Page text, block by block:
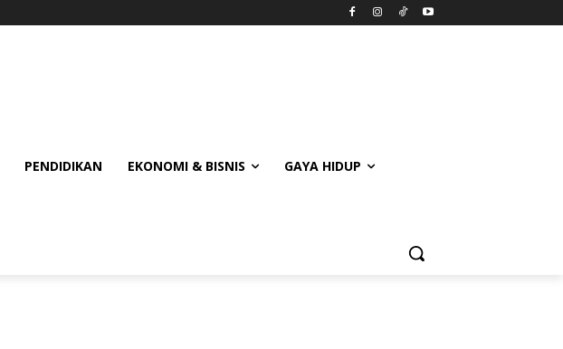
PENDIDIKAN EKONOMI & BISNIS GAYA HIDUP